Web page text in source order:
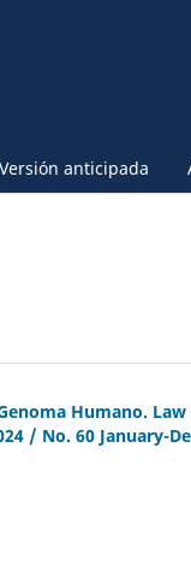
Versión anticipada
Humano.
/ No. 60 January-